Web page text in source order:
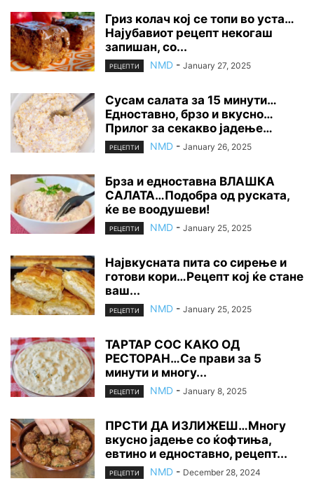
Гриз колач кој се топи во уста…
Најубавиот рецепт некогаш
запишан, со...
РЕЦЕПТИ NMD - January 27, 2025
Сусам салата за 15 минути…
Едноставно, брзо и вкусно…
Прилог за секакво јадење…
РЕЦЕПТИ NMD - January 26, 2025
Брза и едноставна ВЛАШКА
САЛАТА…Подобра од руската,
ќе ве воодушеви!
РЕЦЕПТИ NMD - January 25, 2025
Највкусната пита со сирење и
готови кори…Рецепт кој ќе стане
ваш...
РЕЦЕПТИ NMD - January 25, 2025
ТАРТАР СОС КАКО ОД
РЕСТОРАН…Се прави за 5
минути и многу...
РЕЦЕПТИ NMD - January 8, 2025
ПРСТИ ДА ИЗЛИЖЕШ…Многу
вкусно јадење со ќофтиња,
евтино и едноставно, рецепт...
РЕЦЕПТИ NMD - December 28, 2024